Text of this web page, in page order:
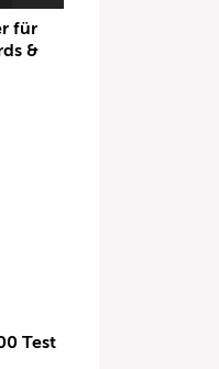
für
&
Test